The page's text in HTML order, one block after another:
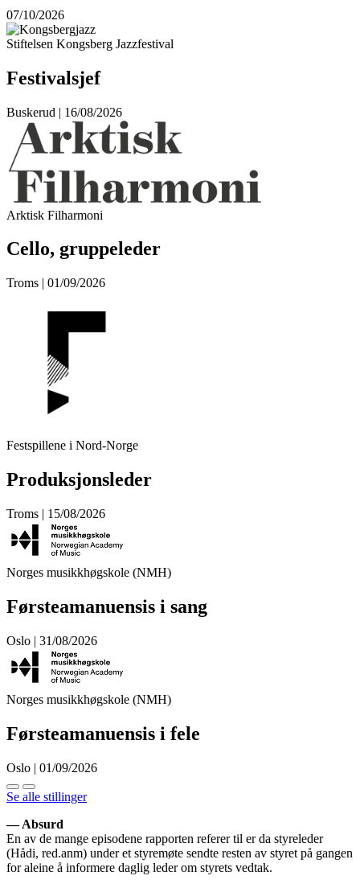
07/10/2026
Stiftelsen Kongsberg Jazzfestival
Festivalsjef
Buskerud | 16/08/2026
Arktisk Filharmoni
Cello, gruppeleder
Troms | 01/09/2026
Festspillene i Nord-Norge
Produksjonsleder
Troms | 15/08/2026
Norges musikkhøgskole (NMH)
Førsteamanuensis i sang
Oslo | 31/08/2026
Norges musikkhøgskole (NMH)
Førsteamanuensis i fele
Oslo | 01/09/2026
Se alle stillinger
— Absurd
En av de mange episodene rapporten referer til er da styreleder
(Hådi, red.anm) under et styremøte sendte resten av styret på gangen
for aleine å informere daglig leder om styrets vedtak.